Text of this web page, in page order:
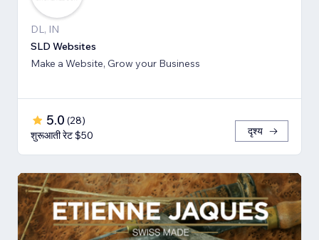
DL, IN
SLD Websites
Make a Website, Grow your Business
5.0 (28)
शुरूआती रेट $50
दृश्य